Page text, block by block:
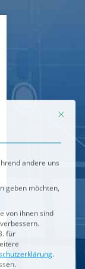
BRENNPUNKT
andere uns
geben möchten,
ihnen sind
für
.
werden
Medien